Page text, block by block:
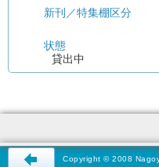
新刊／特集棚区分
状態
貸出中
Copyright © 2008